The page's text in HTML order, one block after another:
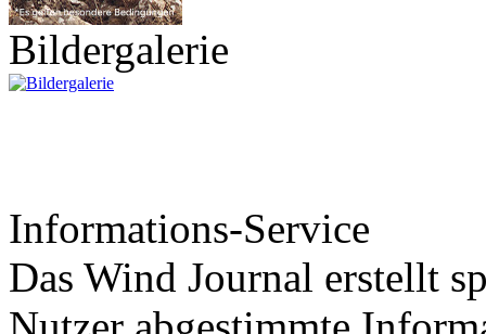
Bildergalerie
Informations-Service
Das Wind Journal erstellt